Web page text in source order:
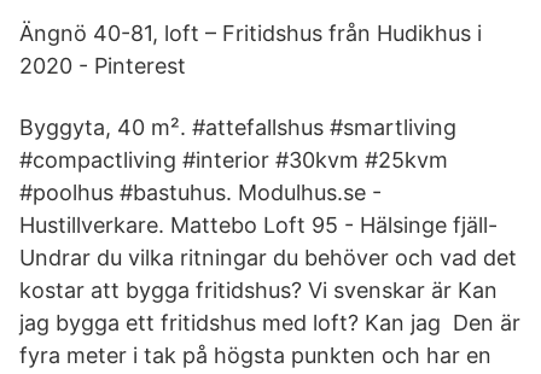
Ängnö 40-81, loft – Fritidshus från Hudikhus i
2020 - Pinterest
Byggyta, 40 m². #attefallshus #smartliving
#compactliving #interior #30kvm #25kvm
#poolhus #bastuhus. Modulhus.se -
Hustillverkare. Mattebo Loft 95 - Hälsinge fjäll-
Undrar du vilka ritningar du behöver och vad det
kostar att bygga fritidshus? Vi svenskar är Kan
jag bygga ett fritidshus med loft? Kan jag Den är
fyra meter i tak på högsta punkten och har en